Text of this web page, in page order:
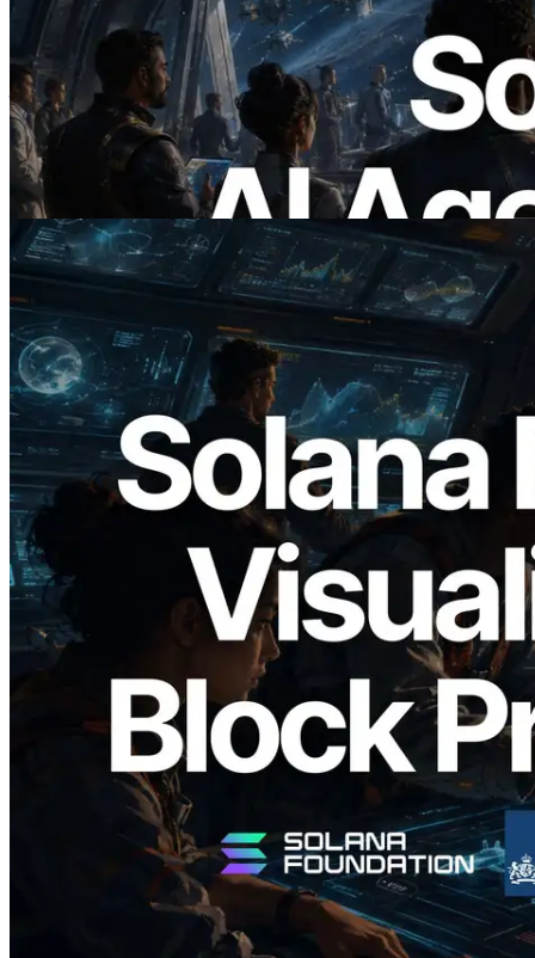
ERPC เปิดตัว Solana RPC ที่รองรับ x402
— ยุคที่ AI Agent จ่ายเงินให้ API ที่ต้องใช้
แบบ On Demand
อ่านบทความนี้
2026.05.24
Validators Solutions เปิดตัว Solana Block
Analyzer — แสดงเวลาการผลิตบล็อก
ระดับ slot และบาลิเดเตอร์ที่รับผิดชอบ